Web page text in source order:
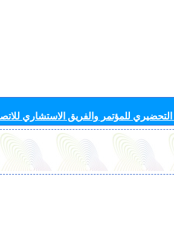
للمؤتمر والفريق الاستشاري